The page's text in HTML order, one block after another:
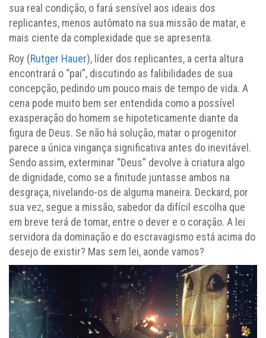
sua real condição, o fará sensível aos ideais dos
replicantes, menos autômato na sua missão de matar, e
mais ciente da complexidade que se apresenta.
Roy (Rutger Hauer), líder dos replicantes, a certa altura
encontrará o “pai”, discutindo as falibilidades de sua
concepção, pedindo um pouco mais de tempo de vida. A
cena pode muito bem ser entendida como a possível
exasperação do homem se hipoteticamente diante da
figura de Deus. Se não há solução, matar o progenitor
parece a única vingança significativa antes do inevitável.
Sendo assim, exterminar “Deus” devolve à criatura algo
de dignidade, como se a finitude juntasse ambos na
desgraça, nivelando-os de alguma maneira. Deckard, por
sua vez, segue a missão, sabedor da difícil escolha que
em breve terá de tomar, entre o dever e o coração. A lei
servidora da dominação e do escravagismo está acima do
desejo de existir? Mas sem lei, aonde vamos?